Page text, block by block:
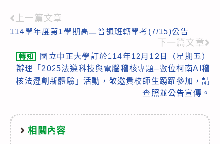
Read
more
articles
上一篇文章
114學年度第1學期高二普通班轉學考(7/15)公告
下一篇文章
轉知
國立中正大學訂於114年12月12日（星期五）
辦理「2025法遵科技與電腦稽核專題–數位柯南AI稽
核法遵創新體驗」活動，敬邀貴校師生踴躍參加，請
查照並公告宣傳。
相關內容